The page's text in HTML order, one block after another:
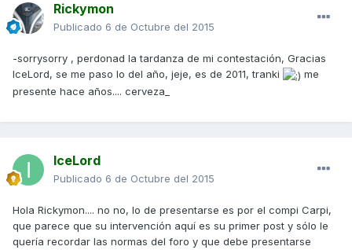
Rickymon
Publicado 6 de Octubre del 2015
-sorrysorry , perdonad la tardanza de mi contestación, Gracias
IceLord, se me paso lo del año, jeje, es de 2011, tranki
me
presente hace años.... cerveza_
IceLord
Publicado 6 de Octubre del 2015
Hola Rickymon.... no no, lo de presentarse es por el compi Carpi,
que parece que su intervención aquí es su primer post y sólo le
quería recordar las normas del foro y que debe presentarse